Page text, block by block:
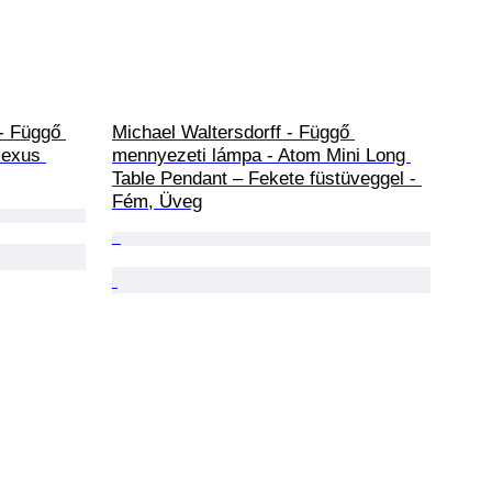
Függő
Michael Waltersdorff - Függő
mennyezeti lámpa - Atom Mini Long
Table Pendant – Fekete füstüveggel -
Fém, Üveg